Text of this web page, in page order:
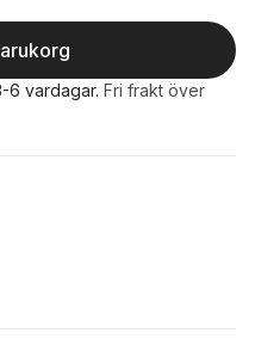
6 vardagar. Fri frakt över